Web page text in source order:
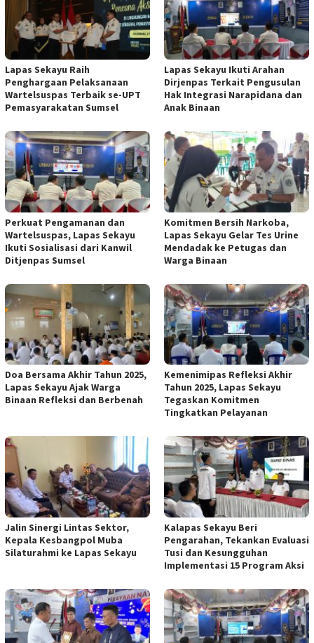
Lapas Sekayu Raih
Penghargaan Pelaksanaan
Wartelsuspas Terbaik se-UPT
Pemasyarakatan Sumsel
Lapas Sekayu Ikuti Arahan
Dirjenpas Terkait Pengusulan
Hak Integrasi Narapidana dan
Anak Binaan
Perkuat Pengamanan dan
Wartelsuspas, Lapas Sekayu
Ikuti Sosialisasi dari Kanwil
Ditjenpas Sumsel
Komitmen Bersih Narkoba,
Lapas Sekayu Gelar Tes Urine
Mendadak ke Petugas dan
Warga Binaan
Doa Bersama Akhir Tahun 2025,
Lapas Sekayu Ajak Warga
Binaan Refleksi dan Berbenah
Kemenimipas Refleksi Akhir
Tahun 2025, Lapas Sekayu
Tegaskan Komitmen
Tingkatkan Pelayanan
Jalin Sinergi Lintas Sektor,
Kepala Kesbangpol Muba
Silaturahmi ke Lapas Sekayu
Kalapas Sekayu Beri
Pengarahan, Tekankan Evaluasi
Tusi dan Kesungguhan
Implementasi 15 Program Aksi